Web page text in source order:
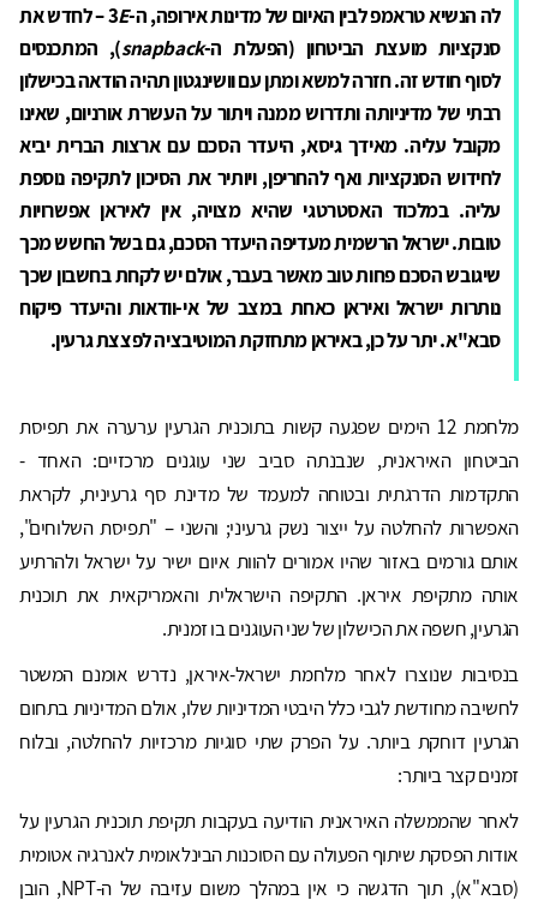
לה הנשיא טראמפ לבין האיום של מדינות אירופה, ה-3E – לחדש את
סנקציות מועצת הביטחון (הפעלת ה-snapback), המתכנסים
לסוף חודש זה. חזרה למשא ומתן עם וושינגטון תהיה הודאה בכישלון
רבתי של מדיניותה ותדרוש ממנה ויתור על העשרת אורניום, שאינו
מקובל עליה. מאידך גיסא, היעדר הסכם עם ארצות הברית יביא
לחידוש הסנקציות ואף להחריפן, ויותיר את הסיכון לתקיפה נוספת
עליה. במלכוד האסטרטגי שהיא מצויה, אין לאיראן אפשרויות
טובות. ישראל הרשמית מעדיפה היעדר הסכם, גם בשל החשש מכך
שיגובש הסכם פחות טוב מאשר בעבר, אולם יש לקחת בחשבון שכך
נותרות ישראל ואיראן כאחת במצב של אי-וודאות והיעדר פיקוח
סבא"א. יתר על כן, באיראן מתחזקת המוטיבציה לפצצת גרעין.
מלחמת 12 הימים שפגעה קשות בתוכנית הגרעין ערערה את תפיסת
הביטחון האיראנית, שנבנתה סביב שני עוגנים מרכזיים: האחד -
התקדמות הדרגתית ובטוחה למעמד של מדינת סף גרעינית, לקראת
האפשרות להחלטה על ייצור נשק גרעיני; והשני – "תפיסת השלוחים",
אותם גורמים באזור שהיו אמורים להוות איום ישיר על ישראל ולהרתיע
אותה מתקיפת איראן. התקיפה הישראלית והאמריקאית את תוכנית
הגרעין, חשפה את הכישלון של שני העוגנים בו זמנית.
בנסיבות שנוצרו לאחר מלחמת ישראל-איראן, נדרש אומנם המשטר
לחשיבה מחודשת לגבי כלל היבטי המדיניות שלו, אולם המדיניות בתחום
הגרעין דוחקת ביותר. על הפרק שתי סוגיות מרכזיות להחלטה, ובלוח
זמנים קצר ביותר:
לאחר שהממשלה האיראנית הודיעה בעקבות תקיפת תוכנית הגרעין על
אודות הפסקת שיתוף הפעולה עם הסוכנות הבינלאומית לאנרגיה אטומית
(סבא"א), תוך הדגשה כי אין במהלך משום עזיבה של ה-NPT, הובן